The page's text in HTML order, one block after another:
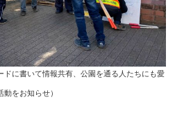
ドに書いて情報共有、公園を通る人たちにも愛
動をお知らせ）